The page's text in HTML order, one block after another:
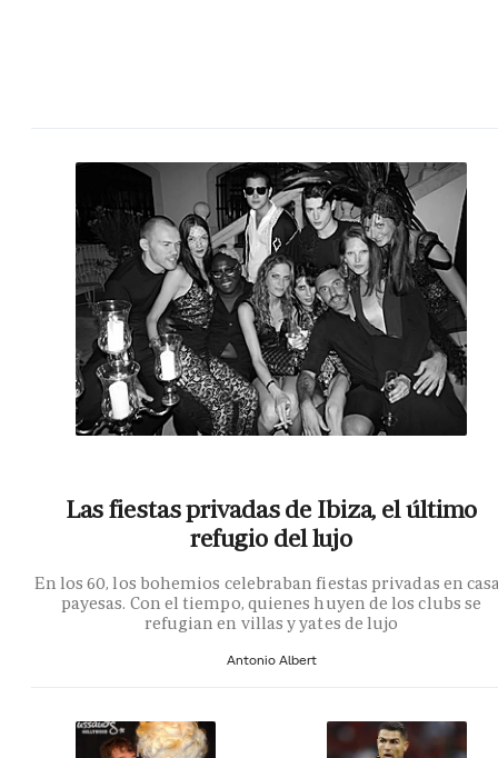
Las fiestas privadas de Ibiza, el último
refugio del lujo
En los 60, los bohemios celebraban fiestas privadas en
payesas. Con el tiempo, quienes huyen de los clubs se
refugian en villas y yates de lujo
Antonio Albert